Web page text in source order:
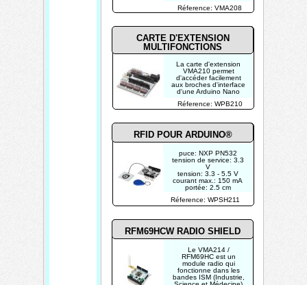
Réference: VMA208
La carte d'extension
VMA210 permet
d'accéder facilement
aux broches d'interface
d'une Arduino Nano
puce: NXP PN532
tension de service: 3.3
V
tension: 3.3 - 5.5 V
courant max.: 150 mA
portée: 2.5 cm
Le VMA214 /
RFM69HC est un
module radio qui
fonctionne dans les
bandes ISM (Industrie,
CARTE D'EXTENSION
MULTIFONCTIONS
RFM69HCW RADIO SHIELD
RFID POUR ARDUINO®
Réference: WPB210
Réference: WPSH211